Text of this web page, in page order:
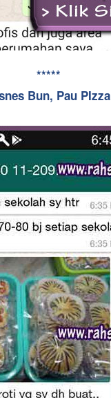
*****
Bun, Pau PIzza